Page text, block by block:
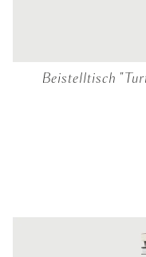
Beistelltisch